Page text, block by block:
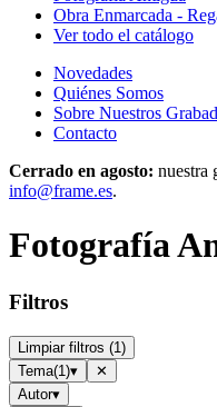
Obra Enmarcada -
Ver todo el catálogo
Novedades
Quiénes Somos
Sobre Nuestros
Contacto
Cerrado en agosto: nuestra
info@frame.es.
Fotografía
Filtros
Limpiar filtros (1)
Tema(1)▾
✕
Autor▾